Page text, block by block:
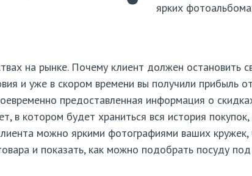
ярких
на рынке. Почему клиент должен остановить
и уже в скором времени вы получили прибыль
предоставленная информация о
в котором будет храниться вся история
можно яркими фотографиями ваших
и показать, как можно подобрать посуду